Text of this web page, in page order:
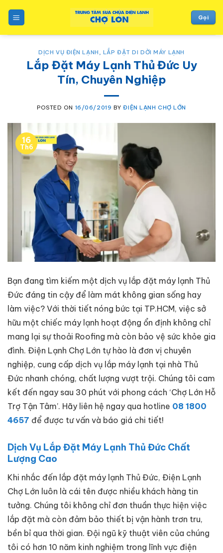
content
Gọi
DỊCH VỤ ĐIỆN LẠNH , LẮP ĐẶT DI DỜI MÁY LẠNH
Lắp Đặt Máy Lạnh Thủ Đức Uy
Tín, Chuyên Nghiệp
POSTED ON 16/06/2019 BYĐIỆN LẠNH CHỢ LỚN
16
Th6
Bạn đang tìm kiếm một dịch vụ lắp đặt máy lạnh Thủ
Đức đáng tin cậy để làm mát không gian sống hay
làm việc? Với thời tiết nóng bức tại TP.HCM, việc sở
hữu một chiếc máy lạnh hoạt động ổn định không chỉ
mang lại sự thoải Roofing mà còn bảo vệ sức khỏe gia
đình. Điện Lạnh Chợ Lớn tự hào là đơn vị chuyên
nghiệp, cung cấp dịch vụ lắp máy lạnh tại nhà Thủ
Đức nhanh chóng, chất lượng vượt trội. Chúng tôi cam
kết đến ngay sau 30 phút với phong cách ‘Chợ Lớn Hỗ
Trợ Tận Tâm’. Hãy liên hệ ngay qua hotline 08 1800
4657 để được tư vấn và báo giá chi tiết!
Dịch Vụ Lắp Đặt Máy Lạnh Thủ Đức Chất
Lượng Cao
Khi nhắc đến lắp đặt máy lạnh Thủ Đức, Điện Lạnh
Chợ Lớn luôn là cái tên được nhiều khách hàng tin
tưởng. Chúng tôi không chỉ đơn thuần thực hiện việc
lắp đặt mà còn đảm bảo thiết bị vận hành trơn tru,
bền bỉ qua thời gian. Đội ngũ kỹ thuật viên của chúng
tôi có hơn 10 năm kinh nghiệm trong lĩnh vực điện